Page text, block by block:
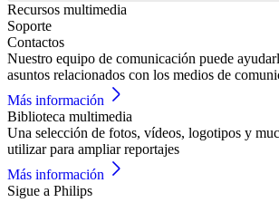
Recursos multimedia
Soporte
Contactos
Nuestro equipo de comunicación puede
asuntos relacionados con los medios de
Más información
Biblioteca multimedia
Una selección de fotos, vídeos, logotipos y
utilizar para ampliar reportajes
Más información
Sigue a Philips